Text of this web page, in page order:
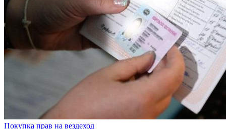
Покупка прав на вездеход